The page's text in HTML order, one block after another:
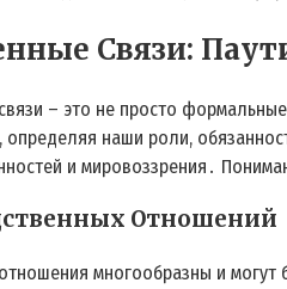
Связи:
– это не просто
определяя наши роли,
и мировоззрения․
Отношений
многообразны и могут